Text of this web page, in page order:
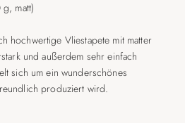
matt)
hochwertige Vliestapete mit matter
und außerdem sehr einfach
sich um ein wunderschönes
produziert wird.